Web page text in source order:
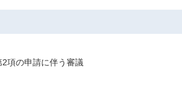
項の申請に伴う審議